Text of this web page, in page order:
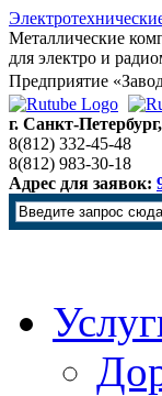
Металлические
для электро и
Предприятие
г. Санкт-
8(812) 332-45-48
8(812) 983-30-18
Адрес для заявок: